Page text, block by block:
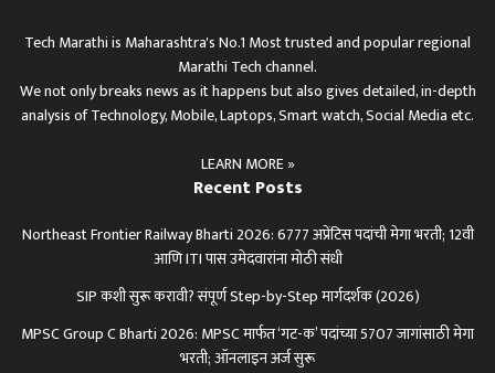
Tech Marathi is Maharashtra's No.1 Most trusted and popular regional
Marathi Tech channel.
We not only breaks news as it happens but also gives detailed, in-depth
analysis of Technology, Mobile, Laptops, Smart watch, Social Media etc.
LEARN MORE »
Recent Posts
Northeast Frontier Railway Bharti 2026: 6777 अप्रेंटिस पदांची मेगा भरती; 12वी
आणि ITI पास उमेदवारांना मोठी संधी
SIP कशी सुरू करावी? संपूर्ण Step-by-Step मार्गदर्शक (2026)
MPSC Group C Bharti 2026: MPSC मार्फत ‘गट-क’ पदांच्या 5707 जागांसाठी मेगा
भरती; ऑनलाइन अर्ज सुरू